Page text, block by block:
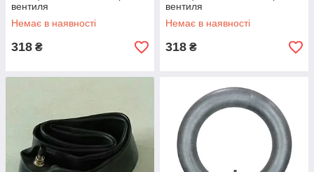
вентиля
Немає в наявності
318 ₴
вентиля
Немає в наявності
318 ₴